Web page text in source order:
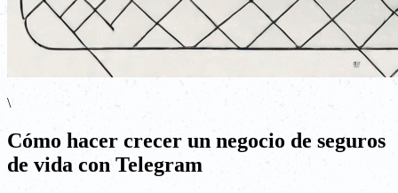
\
Cómo hacer crecer un negocio de seguros
de vida con Telegram